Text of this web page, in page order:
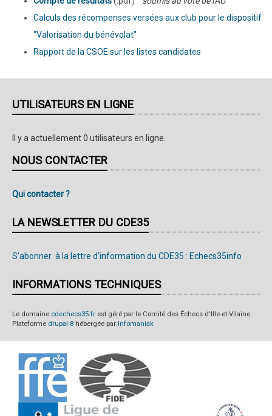
Calculs des récompenses versées aux club pour le dispositif
"Valorisation du bénévolat"
Rapport de la CSOE sur les listes candidates
UTILISATEURS EN LIGNE
Il y a actuellement 0 utilisateurs en ligne.
NOUS CONTACTER
Qui contacter ?
LA NEWSLETTER DU CDE35
S'abonner à la lettre d'information du CDE35 : Echecs35info
INFORMATIONS TECHNIQUES
Le domaine cdechecs35.fr est géré par le Comité des Échecs d'Ille-et-Vilaine.
Plateforme drupal 8 hébergée par Infomaniak